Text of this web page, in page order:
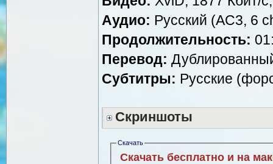
Аудио: Русский (AC3, 6
Продолжительность:
Перевод:
Субтитры: Русские
Скриншоты
Скачать
Скачать бесплатно и на